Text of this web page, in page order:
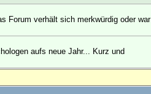
Forum verhält sich merkwürdig oder war
aufs neue Jahr... Kurz und